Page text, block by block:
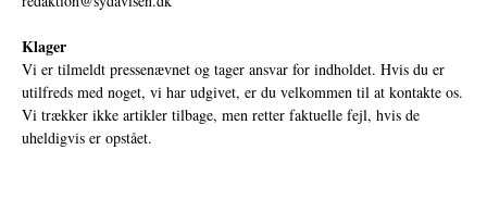
Klager
Vi er tilmeldt pressenævnet og tager ansvar for indholdet. Hvis du er
utilfreds med noget, vi har udgivet, er du velkommen til at kontakte os.
Vi trækker ikke artikler tilbage, men retter faktuelle fejl, hvis de
uheldigvis er opstået.